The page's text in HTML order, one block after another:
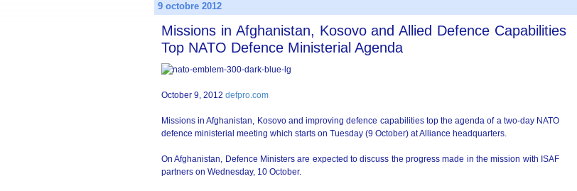
9 octobre 2012
Missions in Afghanistan, Kosovo and Allied Defence Capabilities
Top NATO Defence Ministerial Agenda
October 9, 2012 defpro.com
Missions in Afghanistan, Kosovo and improving defence capabilities top the agenda of a two-day NATO
defence ministerial meeting which starts on Tuesday (9 October) at Alliance headquarters.
On Afghanistan, Defence Ministers are expected to discuss the progress made in the mission with ISAF
partners on Wednesday, 10 October.